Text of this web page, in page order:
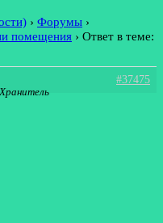
› Форумы ›
помещения › Ответ в теме:
#37475
Хранитель